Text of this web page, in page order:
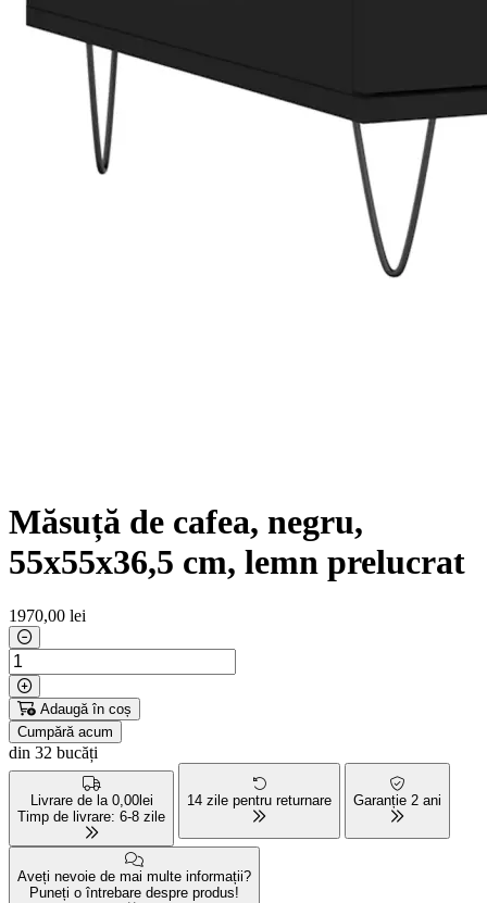
Măsuță de cafea, negru,
55x55x36,5 cm, lemn prelucrat
1970,00 lei
Adaugă în coș
Cumpără acum
din 32 bucăți
Livrare de la 0,00lei
Timp de livrare: 6-8 zile
14 zile pentru returnare Garanție 2 ani
Aveți nevoie de mai multe informații?
Puneți o întrebare despre produs!